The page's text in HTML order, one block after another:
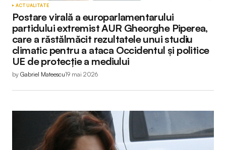
ACTUALITATE
Postare virală a europarlamentarului
partidului extremist AUR Gheorghe Piperea,
care a răstălmăcit rezultatele unui studiu
climatic pentru a ataca Occidentul și politice
UE de protecție a mediului
by Gabriel Mateescu19 mai 2026